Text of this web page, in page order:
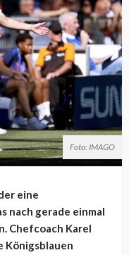
Foto: IMAGO
eine
nach gerade einmal
Chefcoach Karel
Königsblauen